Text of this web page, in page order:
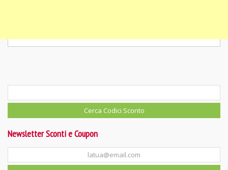
Newsletter Sconti e Coupon